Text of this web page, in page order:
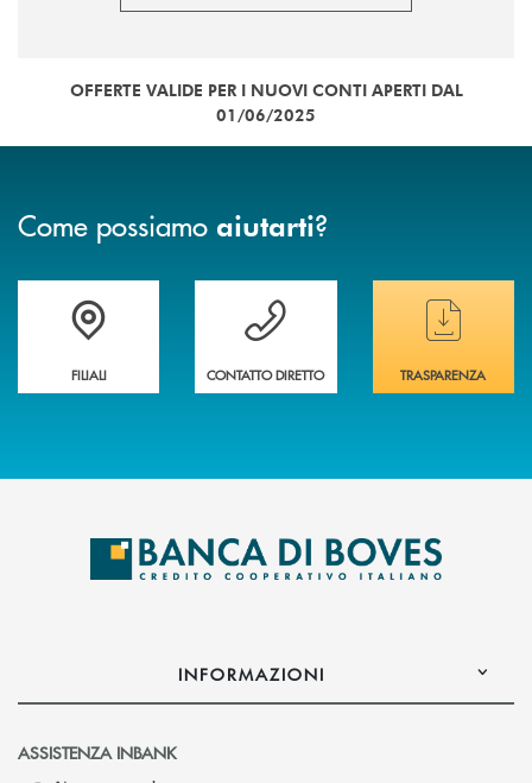
OFFERTE VALIDE PER I NUOVI CONTI APERTI DAL
01/06/2025
Come possiamo aiutarti?
Trova la filiale&nbsp; più vicina a te
FILIALI
Hai bisogno di assistenza immediata ?
CONTATTO DIRETTO
Hai bisogno di
TRASPARENZA
INFORMAZIONI
ASSISTENZA INBANK